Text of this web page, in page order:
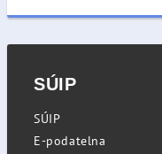
SÚIP
SÚIP
E-podatelna